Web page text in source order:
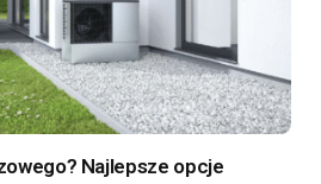
Najlepsze opcje